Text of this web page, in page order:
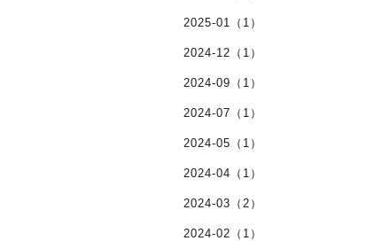
2025-01（1）
2024-12（1）
2024-09（1）
2024-07（1）
2024-05（1）
2024-04（1）
2024-03（2）
2024-02（1）